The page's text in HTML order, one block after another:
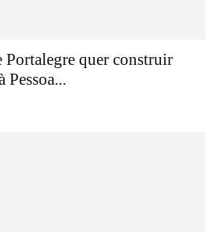
Portalegre quer construir
Pessoa...